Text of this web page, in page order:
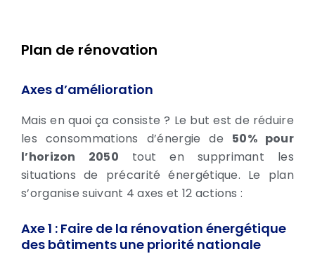
Plan de rénovation
Axes d’amélioration
Mais en quoi ça consiste ? Le but est de réduire
les consommations d’énergie de 50% pour
l’horizon 2050 tout en supprimant les
situations de précarité énergétique. Le plan
s’organise suivant 4 axes et 12 actions :
Axe 1 : Faire de la rénovation énergétique
des bâtiments une priorité nationale